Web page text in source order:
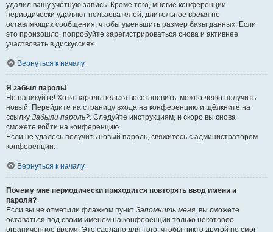
удалил вашу учётную запись. Кроме того, многие конференции
периодически удаляют пользователей, длительное время не
оставляющих сообщения, чтобы уменьшить размер базы данных. Если
это произошло, попробуйте зарегистрироваться снова и активнее
участвовать в дискуссиях.
Вернуться к началу
Я забыл пароль!
Не паникуйте! Хотя пароль нельзя восстановить, можно легко получить
новый. Перейдите на страницу входа на конференцию и щёлкните на
ссылку Забыли пароль?. Следуйте инструкциям, и скоро вы снова
сможете войти на конференцию.
Если не удалось получить новый пароль, свяжитесь с администратором
конференции.
Вернуться к началу
Почему мне периодически приходится повторять ввод имени и
пароля?
Если вы не отметили флажком пункт Запомнить меня, вы сможете
оставаться под своим именем на конференции только некоторое
ограниченное время. Это сделано для того, чтобы никто другой не смог